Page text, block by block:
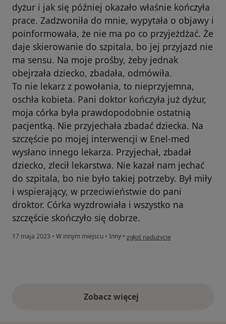
dyżur i jak się później okazało właśnie kończyła
prace. Zadzwoniła do mnie, wypytała o objawy i
poinformowała, że nie ma po co przyjeżdżać. Że
daje skierowanie do szpitala, bo jej przyjazd nie
ma sensu. Na moje prośby, żeby jednak
obejrzała dziecko, zbadała, odmówiła.
To nie lekarz z powołania, to nieprzyjemna,
oschła kobieta. Pani doktor kończyła już dyżur,
moja córka była prawdopodobnie ostatnią
pacjentką. Nie przyjechała zbadać dziecka. Na
szczęście po mojej interwencji w Enel-med
wysłano innego lekarza. Przyjechał, zbadał
dziecko, zlecił lekarstwa. Nie kazał nam jechać
do szpitala, bo nie było takiej potrzeby. Był miły
i wspierający, w przeciwieństwie do pani
droktor. Córka wyzdrowiała i wszystko na
szczęście skończyło się dobrze.
17 maja 2023 • W innym miejscu • Inny • w opinii użytkownika TK
zgłoś nadużycie
Zobacz więcejopinie powyżej